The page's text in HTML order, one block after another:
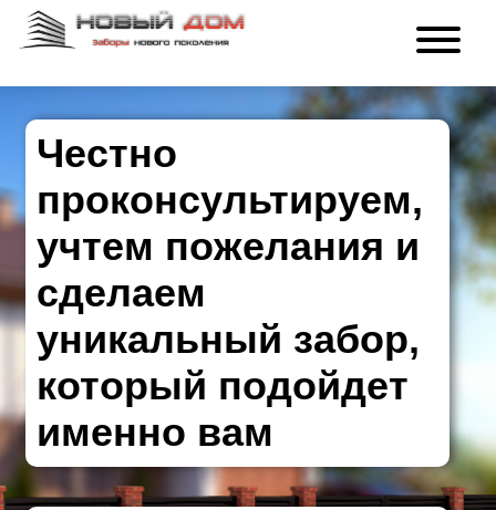
Честно
проконсультируем,
учтем пожелания и
сделаем
уникальный забор,
который подойдет
именно вам